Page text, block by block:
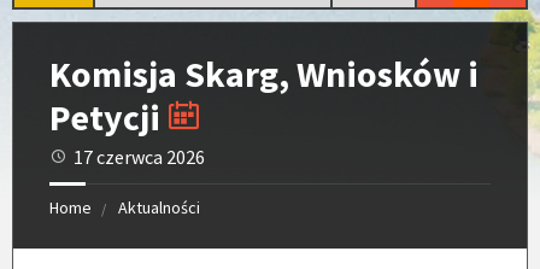
Komisja Skarg, Wniosków i
Petycji
17 czerwca 2026
Home Aktualności